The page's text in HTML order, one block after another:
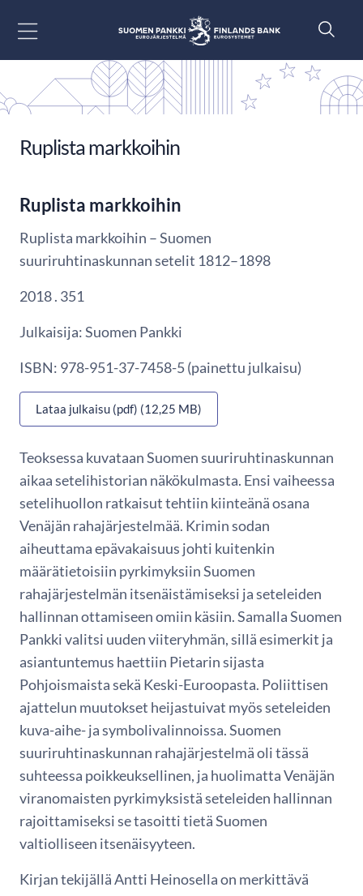
Ruplista markkoihin
Ruplista markkoihin
Ruplista markkoihin – Suomen
suuriruhtinaskunnan setelit 1812–1898
2018 . 351
Julkaisija: Suomen Pankki
ISBN: 978-951-37-7458-5 (painettu julkaisu)
Lataa julkaisu (pdf) (12,25 MB)
Teoksessa kuvataan Suomen suuriruhtinaskunnan
aikaa setelihistorian näkökulmasta. Ensi vaiheessa
setelihuollon ratkaisut tehtiin kiinteänä osana
Venäjän rahajärjestelmää. Krimin sodan
aiheuttama epävakaisuus johti kuitenkin
määrätietoisiin pyrkimyksiin Suomen
rahajärjestelmän itsenäistämiseksi ja seteleiden
hallinnan ottamiseen omiin käsiin. Samalla Suomen
Pankki valitsi uuden viiteryhmän, sillä esimerkit ja
asiantuntemus haettiin Pietarin sijasta
Pohjoismaista sekä Keski-Euroopasta. Poliittisen
ajattelun muutokset heijastuivat myös seteleiden
kuva-aihe- ja symbolivalinnoissa. Suomen
suuriruhtinaskunnan rahajärjestelmä oli tässä
suhteessa poikkeuksellinen, ja huolimatta Venäjän
viranomaisten pyrkimyksistä seteleiden hallinnan
rajoittamiseksi se tasoitti tietä Suomen
valtiolliseen itsenäisyyteen.
Kirjan tekijällä Antti Heinosella on merkittävä